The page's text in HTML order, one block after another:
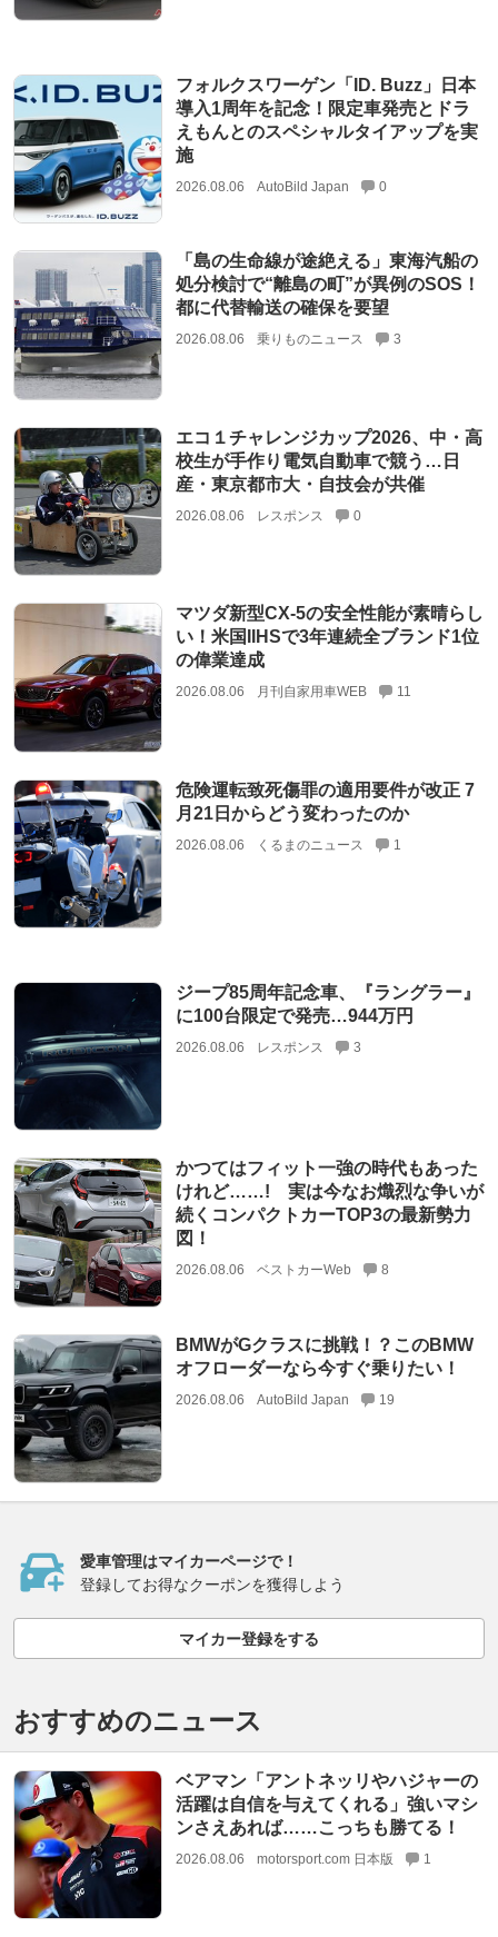
フォルクスワーゲン「ID. Buzz」日本
導入1周年を記念！限定車発売とドラ
えもんとのスペシャルタイアップを実
施
2026.08.06 AutoBild Japan 0
「島の生命線が途絶える」東海汽船の
処分検討で“離島の町”が異例のSOS！
都に代替輸送の確保を要望
2026.08.06 乗りものニュース 3
エコ１チャレンジカップ2026、中・高
校生が手作り電気自動車で競う…日
産・東京都市大・自技会が共催
2026.08.06 レスポンス 0
マツダ新型CX-5の安全性能が素晴らし
い！米国IIHSで3年連続全ブランド1位
の偉業達成
2026.08.06 月刊自家用車WEB 11
危険運転致死傷罪の適用要件が改正 7
月21日からどう変わったのか
2026.08.06 くるまのニュース 1
ジープ85周年記念車、『ラングラー』
に100台限定で発売…944万円
2026.08.06 レスポンス 3
かつてはフィット一強の時代もあった
けれど……! 実は今なお熾烈な争いが
続くコンパクトカーTOP3の最新勢力
図！
2026.08.06 ベストカーWeb 8
BMWがGクラスに挑戦！？このBMW
オフローダーなら今すぐ乗りたい！
2026.08.06 AutoBild Japan 19
愛車管理はマイカーページで！
登録してお得なクーポンを獲得しよう
マイカー登録をする
おすすめのニュース
ベアマン「アントネッリやハジャーの
活躍は自信を与えてくれる」強いマシ
ンさえあれば……こっちも勝てる！
2026.08.06 motorsport.com 日本版 1